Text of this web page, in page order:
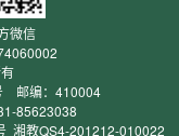
微信
邮编：410004
85623038
湘教QS4-201212-010022